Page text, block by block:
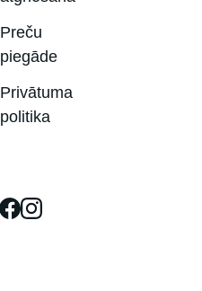
Preču
piegāde
Privātuma
politika